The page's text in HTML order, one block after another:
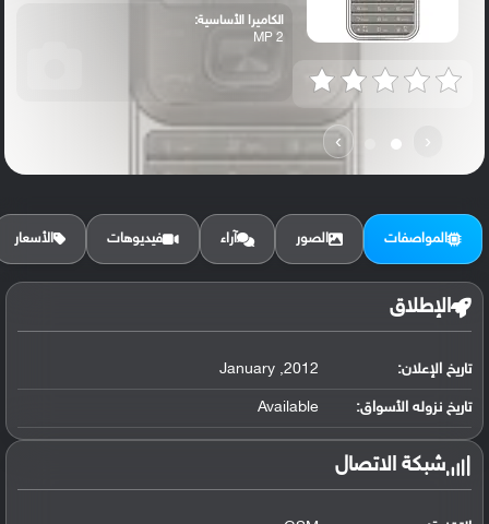
‹
›
الكاميرا الأساسية:
2 MP
المواصفات الصور آراء فيديوهات الأسعار
الإطلاق
تاريخ الإعلان: 2012, January
تاريخ نزوله الأسواق: Available
شبكة الاتصال